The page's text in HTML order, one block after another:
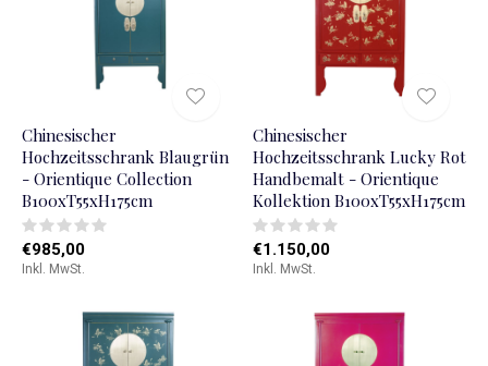
Chinesischer
Hochzeitsschrank Blaugrün
- Orientique Collection
B100xT55xH175cm
€985,00
Inkl. MwSt.
Chinesischer
Hochzeitsschrank Lucky Rot
Handbemalt - Orientique
Kollektion B100xT55xH175cm
€1.150,00
Inkl. MwSt.